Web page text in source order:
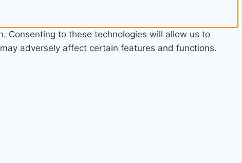
Consenting to these technologies will allow us to
adversely affect certain features and functions.